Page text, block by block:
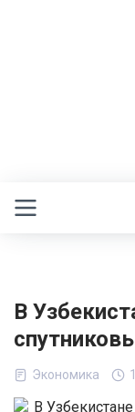
В
Экономика